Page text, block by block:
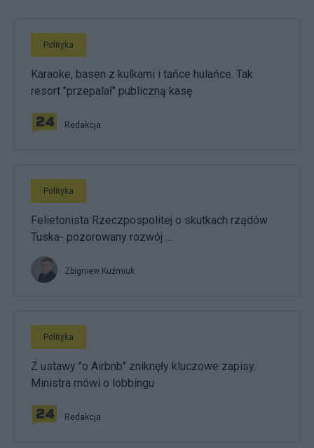
Polityka
Karaoke, basen z kulkami i tańce hulańce. Tak
resort "przepalał" publiczną kasę
Redakcja
Polityka
Felietonista Rzeczpospolitej o skutkach rządów
Tuska- pozorowany rozwój ...
Zbigniew Kuźmiuk
Polityka
Z ustawy "o Airbnb" zniknęły kluczowe zapisy.
Ministra mówi o lobbingu
Redakcja